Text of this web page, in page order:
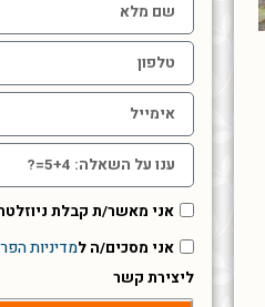
אני מאשר/ת קבלת
אני מסכים/ה למדיניות
ליצירת קשר